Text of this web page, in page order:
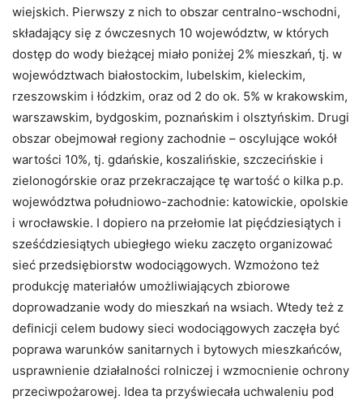
wiejskich. Pierwszy z nich to obszar centralno-wschodni,
składający się z ówczesnych 10 województw, w których
dostęp do wody bieżącej miało poniżej 2% mieszkań, tj. w
województwach białostockim, lubelskim, kieleckim,
rzeszowskim i łódzkim, oraz od 2 do ok. 5% w krakowskim,
warszawskim, bydgoskim, poznańskim i olsztyńskim. Drugi
obszar obejmował regiony zachodnie – oscylujące wokół
wartości 10%, tj. gdańskie, koszalińskie, szczecińskie i
zielonogórskie oraz przekraczające tę wartość o kilka p.p.
województwa południowo-zachodnie: katowickie, opolskie
i wrocławskie. I dopiero na przełomie lat pięćdziesiątych i
sześćdziesiątych ubiegłego wieku zaczęto organizować
sieć przedsiębiorstw wodociągowych. Wzmożono też
produkcję materiałów umożliwiających zbiorowe
doprowadzanie wody do mieszkań na wsiach. Wtedy też z
definicji celem budowy sieci wodociągowych zaczęła być
poprawa warunków sanitarnych i bytowych mieszkańców,
usprawnienie działalności rolniczej i wzmocnienie ochrony
przeciwpożarowej. Idea ta przyświecała uchwaleniu pod